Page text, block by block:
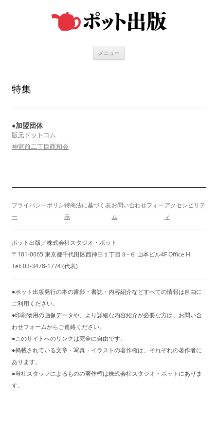
メニュー
特集
●加盟団体
版元ドットコム
神宮前二丁目商和会
プライバシーポリシ
ー
特商法に基づく表
示
お問い合わせフォー
ム
アクセシビリテ
ィ
ポット出版／株式会社スタジオ・ポット
〒101-0065 東京都千代田区西神田１丁目３−６ 山本ビル4F Office H
Tel: 03-3478-1774 (代表)
●ポット出版発行の本の書影・書誌・内容紹介などすべての情報は自由に
ご利用ください。
●印刷物用の画像データや、より詳細な内容紹介が必要な方は、お問い合
わせフォームからご連絡ください。
●このサイトへのリンクは完全に自由です。
●掲載されている文章・写真・イラストの著作権は、それぞれの著作者に
あります。
●当社スタッフによるものの著作権は株式会社スタジオ・ポットにありま
す。